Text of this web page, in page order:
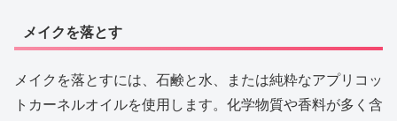
メイクを落とす
メイクを落とすには、石鹸と水、または純粋なアプリコッ
トカーネルオイルを使用します。化学物質や香料が多く含